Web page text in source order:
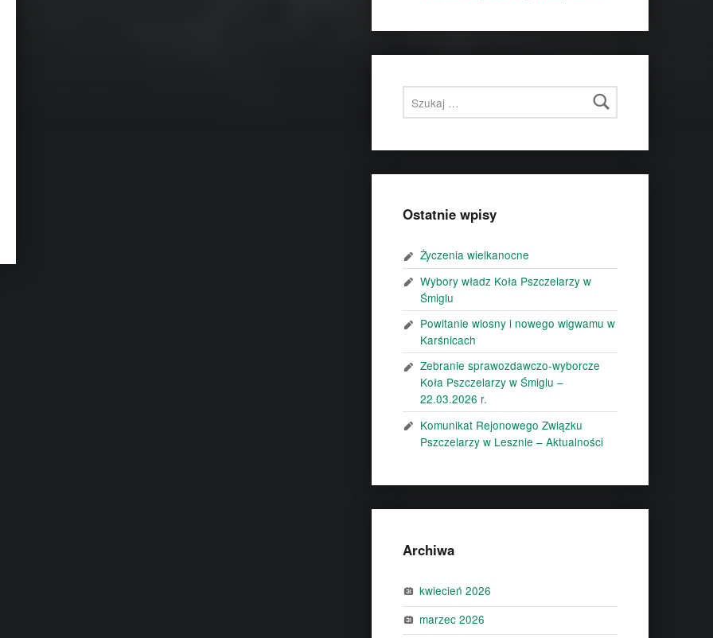
Szukaj:
Ostatnie wpisy
Życzenia wielkanocne
Wybory władz Koła Pszczelarzy w
Śmiglu
Powitanie wiosny i nowego wigwamu w
Karśnicach
Zebranie sprawozdawczo-wyborcze
Koła Pszczelarzy w Śmiglu –
22.03.2026 r.
Komunikat Rejonowego Związku
Pszczelarzy w Lesznie – Aktualności
Archiwa
kwiecień 2026
marzec 2026